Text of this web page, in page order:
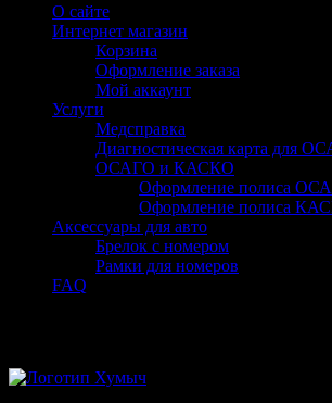
О сайте
Интернет магазин
Корзина
Оформление заказа
Мой аккаунт
Услуги
Медсправка
Диагностическая карта для
ОСАГО и КАСКО
Оформление полиса
Оформление полиса
Аксессуары для авто
Брелок с номером
Рамки для номеров
FAQ